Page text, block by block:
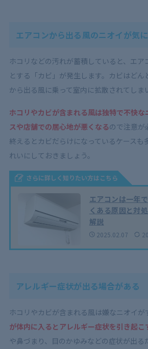
エアコンから出る風のニオイが気
ホコリなどの汚れが蓄積していると、エア
とする「カビ」が発生します。カビはど
から出る風に乗って室内に拡散されてしま
ホコリやカビが含まれる風は独特で不快な
スや店舗での居心地が悪くなるので注意が
終えるとカビだらけになっているケースも
れいにしておきましょう。
さらに詳しく知りたい方はこちら
エアコンは一年
くある原因と対
解説
2025.02.07
アレルギー症状が出る場合がある
ホコリやカビが含まれる風は嫌なニオイが
が体内に入るとアレルギー症状を引き起こ
や鼻づまり、目のかゆみなどの症状が出る